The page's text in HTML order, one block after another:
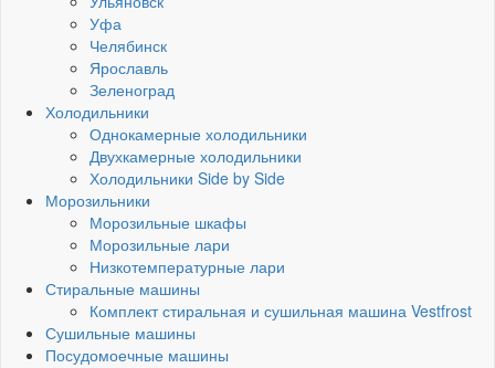
Уфа
Челябинск
Ярославль
Зеленоград
Холодильники
Однокамерные холодильники
Двухкамерные холодильники
Холодильники Side by Side
Морозильники
Морозильные шкафы
Морозильные лари
Низкотемпературные лари
Стиральные машины
Комплект стиральная и сушильная машина Vestfrost
Сушильные машины
Посудомоечные машины